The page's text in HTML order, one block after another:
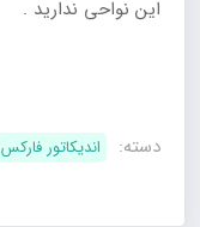
این نواحی ندارید .
دسته: اندیکاتور فارکس